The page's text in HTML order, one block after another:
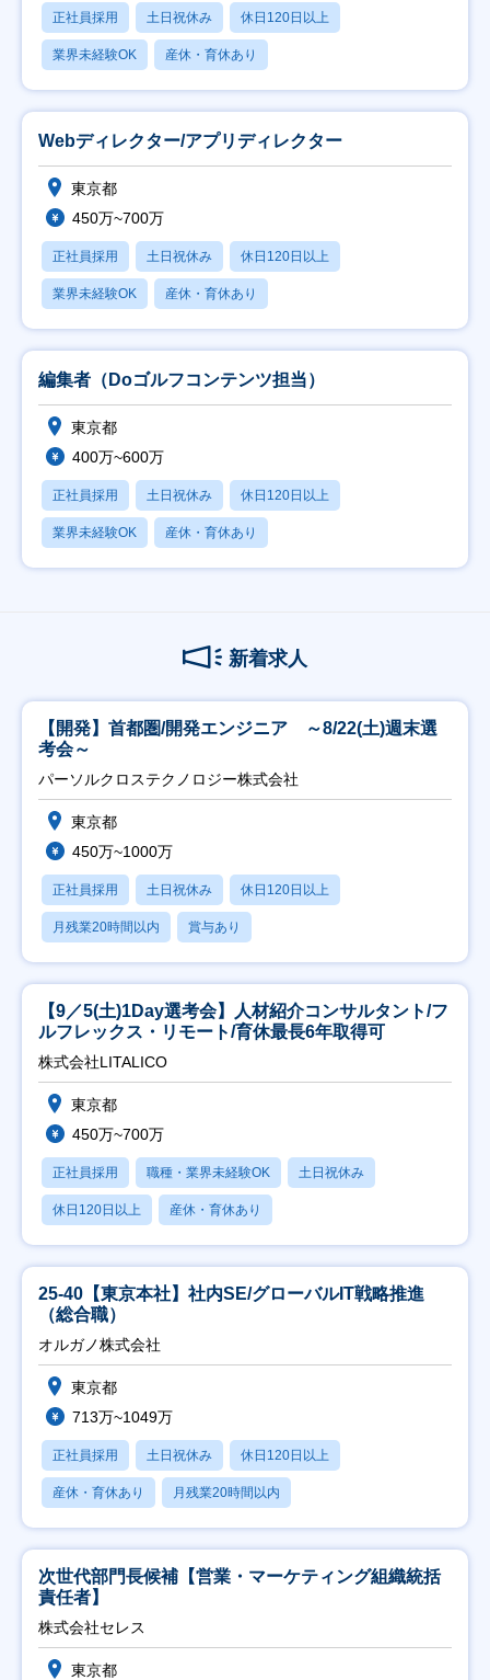
正社員採用 土日祝休み 休日120日以上
業界未経験OK 産休・育休あり
Webディレクター/アプリディレクター
東京都
450万~700万
正社員採用 土日祝休み 休日120日以上
業界未経験OK 産休・育休あり
編集者（Doゴルフコンテンツ担当）
東京都
400万~600万
正社員採用 土日祝休み 休日120日以上
業界未経験OK 産休・育休あり
新着求人
【開発】首都圏/開発エンジニア ～8/22(土)週末選
考会～
パーソルクロステクノロジー株式会社
東京都
450万~1000万
正社員採用 土日祝休み 休日120日以上
月残業20時間以内 賞与あり
【9／5(土)1Day選考会】人材紹介コンサルタント/フ
ルフレックス・リモート/育休最長6年取得可
株式会社LITALICO
東京都
450万~700万
正社員採用 職種・業界未経験OK 土日祝休み
休日120日以上 産休・育休あり
25-40【東京本社】社内SE/グローバルIT戦略推進
（総合職）
オルガノ株式会社
東京都
713万~1049万
正社員採用 土日祝休み 休日120日以上
産休・育休あり 月残業20時間以内
次世代部門長候補【営業・マーケティング組織統括
責任者】
株式会社セレス
東京都